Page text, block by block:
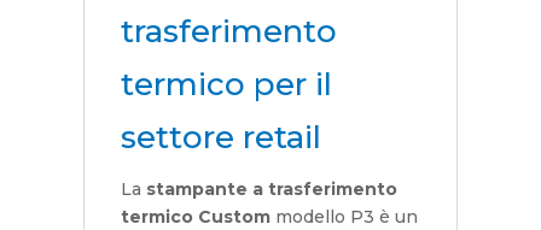
trasferimento
termico per il
settore retail
La stampante a trasferimento
termico Custommodello P3 è un